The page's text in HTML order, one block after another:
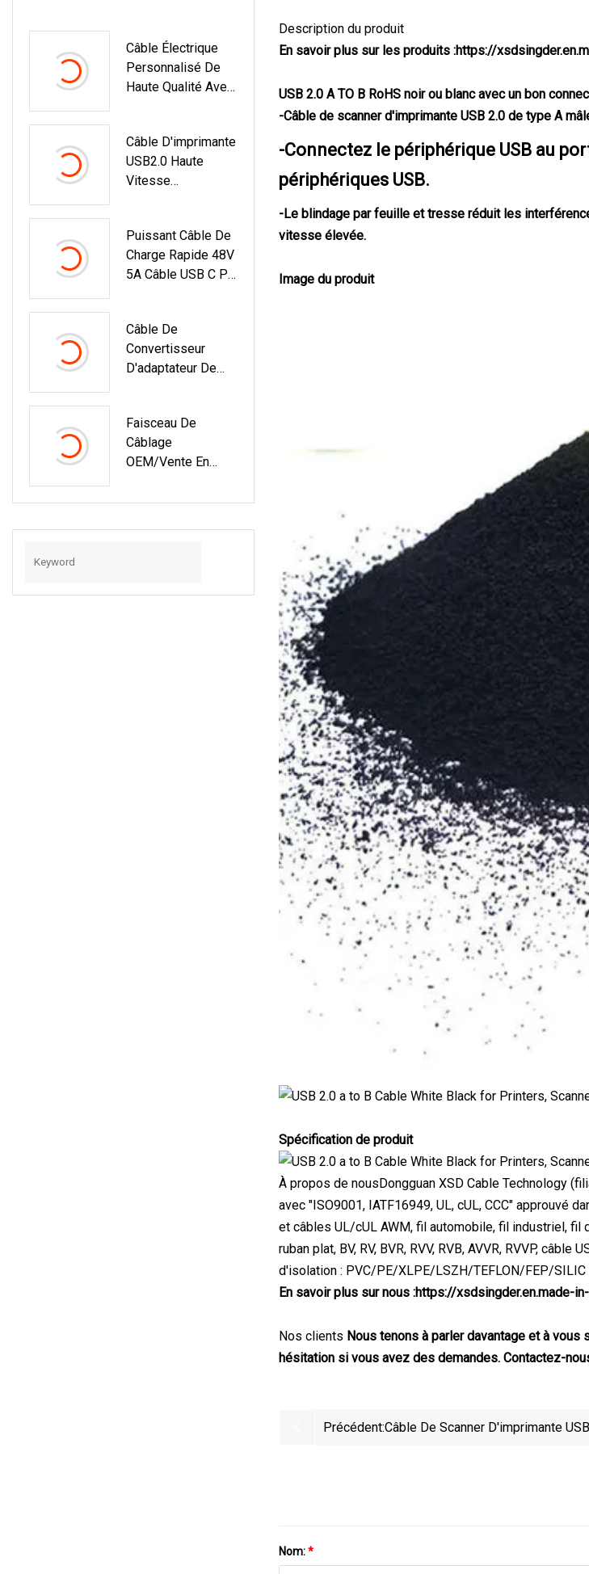
Câble Électrique
Personnalisé De
Haute Qualité Avec
Hirose Connecteur
IDC Fiche Banane
Faisceau De
Câble D'imprimante
USB2.0 Haute
Vitesse
Puissant Câble De
Charge Rapide 48V
5A Câble USB C Pd
C Pour Le
Chargement De
Téléphone
Câble De
Convertisseur
D'adaptateur De
Fabriqué En Usine
Câble De Données
USB
Faisceau De
Câblage
OEM/vente En
Qualité Pour
Dio/audio
Description du produit
En savoir plus sur les produits :https://
USB 2.0 A TO B RoHS noir ou blanc avec un bon
-Câble de scanner d'imprimante USB 2.0 de type A
-Connectez le périphérique USB au
périphériques USB.
-Le blindage par feuille et tresse réduit les
vitesse élevée.
Image du produit
Spécification de produit
À propos de nousDongguan XSD Cable Technology
avec "ISO9001, IATF16949, UL, cUL, CCC" approuvé
et câbles UL/cUL AWM, fil automobile, fil industriel, fil
ruban plat, BV, RV, BVR, RVV, RVB, AVVR, RVVP,
d'isolation : PVC/PE/XLPE/LSZH/TEFLON/FEP/SILIC
En savoir plus sur nous :https://xsdsingder.en.made-
Nos clients Nous tenons à parler davantage et à
hésitation si vous avez des demandes. Contactez-
Précédent:Câble De Scanner D'imprimante
Nom:*